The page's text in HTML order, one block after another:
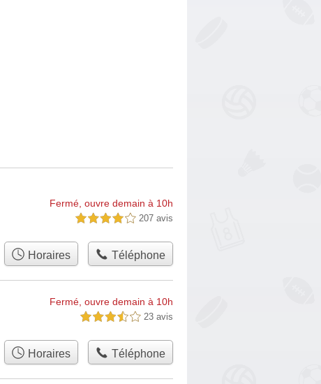
Fermé, ouvre demain à 10h
4,0 étoiles sur 5 207 avis
Horaires Téléphone
Fermé, ouvre demain à 10h
3,5 étoiles sur 5 23 avis
Horaires Téléphone